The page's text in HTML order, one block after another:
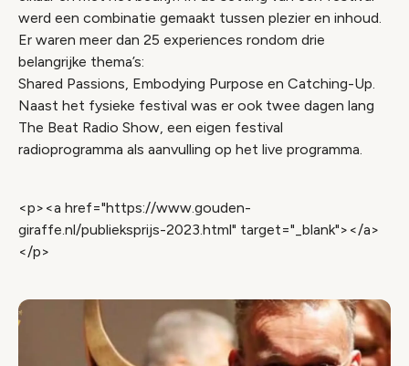
werd een combinatie gemaakt tussen plezier en inhoud.
Er waren meer dan 25 experiences rondom drie
belangrijke thema’s:
Shared Passions, Embodying Purpose en Catching-Up.
Naast het fysieke festival was er ook twee dagen lang
The Beat Radio Show, een eigen festival
radioprogramma als aanvulling op het live programma.
<p><a href="https://www.gouden-
giraffe.nl/publieksprijs-2023.html" target="_blank"></a>
</p>